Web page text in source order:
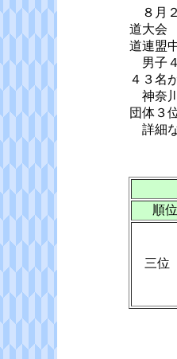
８月
道大会
道連盟
男子
４３名
神奈
団体３
詳細な
順位
三位